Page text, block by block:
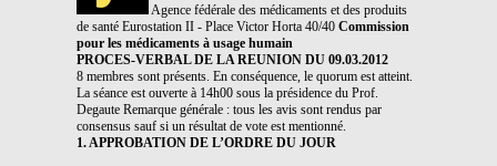
Agence fédérale des médicaments et des produits
de santé Eurostation II - Place Victor Horta 40/40 Commission
pour les médicaments à usage humain
PROCES-VERBAL DE LA REUNION DU 09.03.2012
8 membres sont présents. En conséquence, le quorum est atteint.
La séance est ouverte à 14h00 sous la présidence du Prof.
Degaute Remarque générale : tous les avis sont rendus par
consensus sauf si un résultat de vote est mentionné.
1. APPROBATION DE L’ORDRE DU JOUR